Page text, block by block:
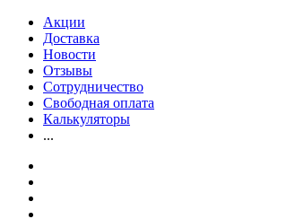
Акции
Доставка
Новости
Отзывы
Сотрудничество
Свободная оплата
Калькуляторы
...